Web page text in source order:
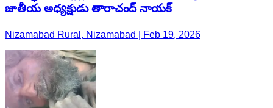
జాతీయ అధ్యక్షుడు తారాచంద్ నాయక్
Nizamabad Rural, Nizamabad | Feb 19, 2026